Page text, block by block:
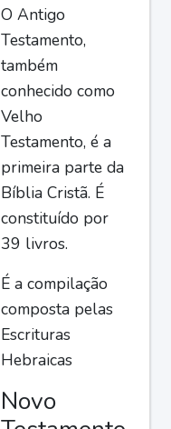
O Antigo
Testamento,
também
conhecido como
Velho
Testamento, é a
primeira parte da
Bíblia Cristã. É
constituído por
39 livros.
É a compilação
composta pelas
Escrituras
Hebraicas
Novo